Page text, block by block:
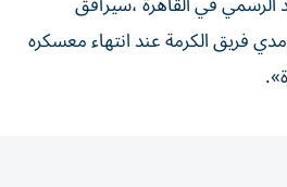
فريق الكرمة عند انتهاء معسكره